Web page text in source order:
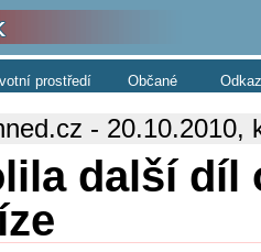
prostředí Občané
- 20.10.2010,
další díl